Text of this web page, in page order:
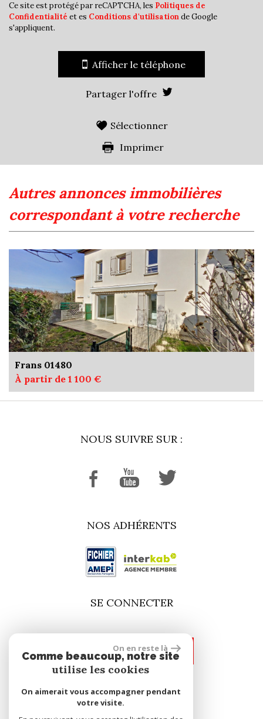
Ce site est protégé par reCAPTCHA, les Politiques de
Confidentialité et es Conditions d'utilisationde Google
s'appliquent.
Afficher le téléphone
Partager l'offre
Sélectionner
Imprimer
autres annonces immobilières
correspondant à votre recherche
Frans 01480
À partir de 1 100 €
NOUS SUIVRE SUR :
NOS ADHÉRENTS
SE CONNECTER
espace propriétaire
site réalisé par
On en reste là
Comme beaucoup, notre site
utilise les cookies
On aimerait vous accompagner pendant
votre visite.